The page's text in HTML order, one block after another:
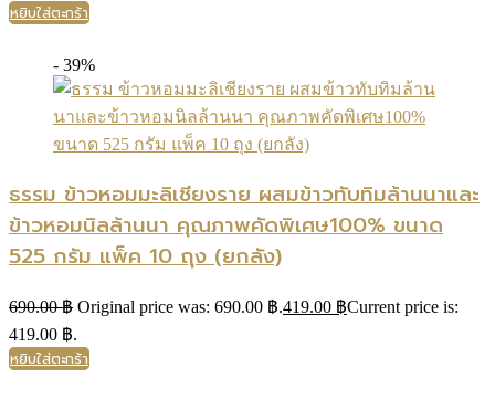
หยิบใส่ตะกร้า
- 39%
ธรรม ข้าวหอมมะลิเชียงราย ผสมข้าวทับทิมล้านนาและ
ข้าวหอมนิลล้านนา คุณภาพคัดพิเศษ100% ขนาด
525 กรัม แพ็ค 10 ถุง (ยกลัง)
690.00฿ Original price was: 690.00 ฿.419.00 ฿Current price is:
419.00 ฿.
หยิบใส่ตะกร้า